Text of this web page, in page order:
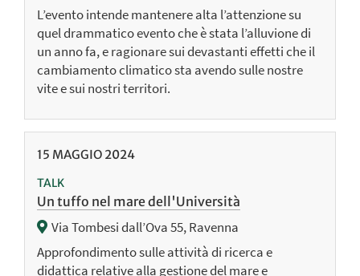
L’evento intende mantenere alta l’attenzione su
quel drammatico evento che è stata l’alluvione di
un anno fa, e ragionare sui devastanti effetti che il
cambiamento climatico sta avendo sulle nostre
vite e sui nostri territori.
15 MAGGIO 2024
TALK
Un tuffo nel mare dell'Università
Via Tombesi dall’Ova 55, Ravenna
Approfondimento sulle attività di ricerca e
didattica relative alla gestione del mare e